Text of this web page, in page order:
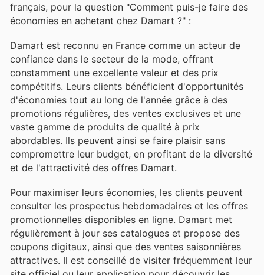
français, pour la question "Comment puis-je faire des
économies en achetant chez Damart ?" :
Damart est reconnu en France comme un acteur de
confiance dans le secteur de la mode, offrant
constamment une excellente valeur et des prix
compétitifs. Leurs clients bénéficient d'opportunités
d'économies tout au long de l'année grâce à des
promotions régulières, des ventes exclusives et une
vaste gamme de produits de qualité à prix
abordables. Ils peuvent ainsi se faire plaisir sans
compromettre leur budget, en profitant de la diversité
et de l'attractivité des offres Damart.
Pour maximiser leurs économies, les clients peuvent
consulter les prospectus hebdomadaires et les offres
promotionnelles disponibles en ligne. Damart met
régulièrement à jour ses catalogues et propose des
coupons digitaux, ainsi que des ventes saisonnières
attractives. Il est conseillé de visiter fréquemment leur